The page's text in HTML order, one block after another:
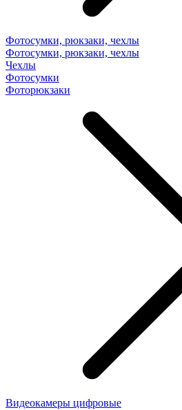
Фотосумки, рюкзаки, чехлы
Фотосумки, рюкзаки, чехлы
Чехлы
Фотосумки
Фоторюкзаки
Видеокамеры цифровые